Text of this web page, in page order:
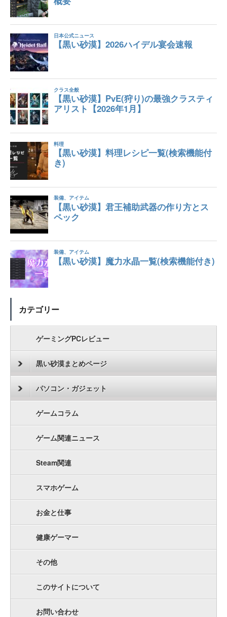
カテゴリー
ゲーミングPCレビュー
黒い砂漠まとめページ
パソコン・ガジェット
ゲームコラム
ゲーム関連ニュース
Steam関連
スマホゲーム
お金と仕事
健康ゲーマー
その他
このサイトについて
お問い合わせ